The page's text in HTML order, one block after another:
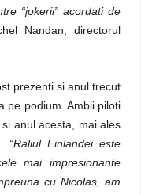
“jokerii” acordati de
Nandan, directorul
prezenti si anul trecut
pe podium. Ambii piloti
anul acesta, mai ales
“Raliul Finlandei este
mai impresionante
cu Nicolas, am